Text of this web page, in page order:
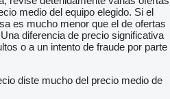
medio del equipo elegido. Si el
es mucho menor que el de ofertas
diferencia de precio significativa
o a un intento de fraude por parte
diste mucho del precio medio de